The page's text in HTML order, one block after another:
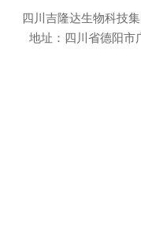
四川吉隆达生物科技
地址：四川省德阳市